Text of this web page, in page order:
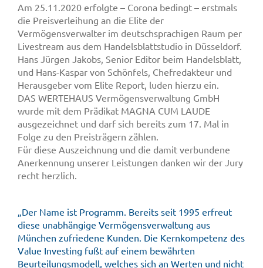
Am 25.11.2020 erfolgte – Corona bedingt – erstmals
die Preisverleihung an die Elite der
Vermögensverwalter im deutschsprachigen Raum per
Livestream aus dem Handelsblattstudio in Düsseldorf.
Hans Jürgen Jakobs, Senior Editor beim Handelsblatt,
und Hans-Kaspar von Schönfels, Chefredakteur und
Herausgeber vom Elite Report, luden hierzu ein.
DAS WERTEHAUS Vermögensverwaltung GmbH
wurde mit dem Prädikat MAGNA CUM LAUDE
ausgezeichnet und darf sich bereits zum 17. Mal in
Folge zu den Preisträgern zählen.
Für diese Auszeichnung und die damit verbundene
Anerkennung unserer Leistungen danken wir der Jury
recht herzlich.
„Der Name ist Programm. Bereits seit 1995 erfreut
diese unabhängige Vermögensverwaltung aus
München zufriedene Kunden. Die Kernkompetenz des
Value Investing fußt auf einem bewährten
Beurteilungsmodell, welches sich an Werten und nicht